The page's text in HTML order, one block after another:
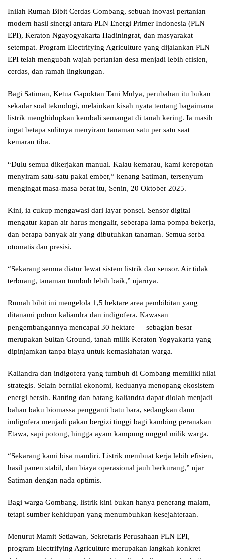
Inilah Rumah Bibit Cerdas Gombang, sebuah inovasi pertanian
modern hasil sinergi antara PLN Energi Primer Indonesia (PLN
EPI), Keraton Ngayogyakarta Hadiningrat, dan masyarakat
setempat. Program Electrifying Agriculture yang dijalankan PLN
EPI telah mengubah wajah pertanian desa menjadi lebih efisien,
cerdas, dan ramah lingkungan.
Bagi Satiman, Ketua Gapoktan Tani Mulya, perubahan itu bukan
sekadar soal teknologi, melainkan kisah nyata tentang bagaimana
listrik menghidupkan kembali semangat di tanah kering. Ia masih
ingat betapa sulitnya menyiram tanaman satu per satu saat
kemarau tiba.
“Dulu semua dikerjakan manual. Kalau kemarau, kami kerepotan
menyiram satu-satu pakai ember,” kenang Satiman, tersenyum
mengingat masa-masa berat itu, Senin, 20 Oktober 2025.
Kini, ia cukup mengawasi dari layar ponsel. Sensor digital
mengatur kapan air harus mengalir, seberapa lama pompa bekerja,
dan berapa banyak air yang dibutuhkan tanaman. Semua serba
otomatis dan presisi.
“Sekarang semua diatur lewat sistem listrik dan sensor. Air tidak
terbuang, tanaman tumbuh lebih baik,” ujarnya.
Rumah bibit ini mengelola 1,5 hektare area pembibitan yang
ditanami pohon kaliandra dan indigofera. Kawasan
pengembangannya mencapai 30 hektare — sebagian besar
merupakan Sultan Ground, tanah milik Keraton Yogyakarta yang
dipinjamkan tanpa biaya untuk kemaslahatan warga.
Kaliandra dan indigofera yang tumbuh di Gombang memiliki nilai
strategis. Selain bernilai ekonomi, keduanya menopang ekosistem
energi bersih. Ranting dan batang kaliandra dapat diolah menjadi
bahan baku biomassa pengganti batu bara, sedangkan daun
indigofera menjadi pakan bergizi tinggi bagi kambing peranakan
Etawa, sapi potong, hingga ayam kampung unggul milik warga.
“Sekarang kami bisa mandiri. Listrik membuat kerja lebih efisien,
hasil panen stabil, dan biaya operasional jauh berkurang,” ujar
Satiman dengan nada optimis.
Bagi warga Gombang, listrik kini bukan hanya penerang malam,
tetapi sumber kehidupan yang menumbuhkan kesejahteraan.
Menurut Mamit Setiawan, Sekretaris Perusahaan PLN EPI,
program Electrifying Agriculture merupakan langkah konkret